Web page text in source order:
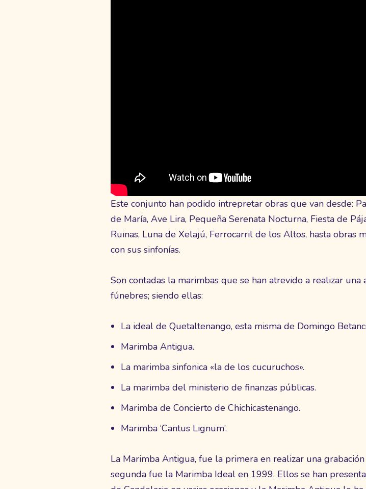
Este conjunto han podido intrepretar obras que van desde:
de María, Ave Lira, Pequeña Serenata Nocturna, Fiesta de
Ruinas, Luna de Xelajú, Ferrocarril de los Altos, hasta obras
con sus sinfonías.
Son contadas la marimbas que se han atrevido a realizar
fúnebres; siendo ellas:
La ideal de Quetaltenango, esta misma de Domingo
Marimba Antigua.
La marimba sinfonica «la de los cucuruchos».
La marimba del ministerio de finanzas públicas.
Marimba de Concierto de Chichicastenango.
Marimba ‘Cantus Lignum’.
La Marimba Antigua, fue la primera en realizar una
segunda fue la Marimba Ideal en 1999. Ellos se han